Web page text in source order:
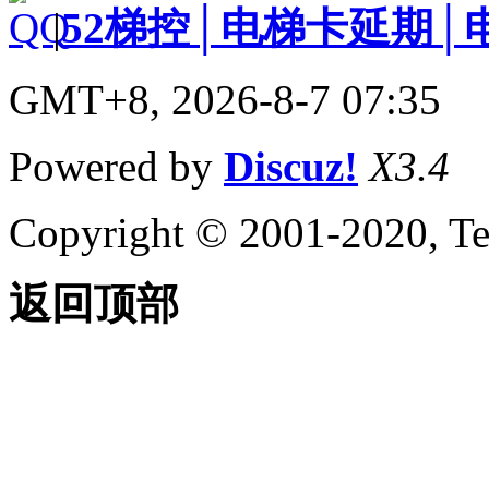
|52梯控│电梯卡延期│
GMT+8, 2026-8-7 07:35
Powered by Discuz! X3.4
Copyright © 2001-2020,
返回顶部